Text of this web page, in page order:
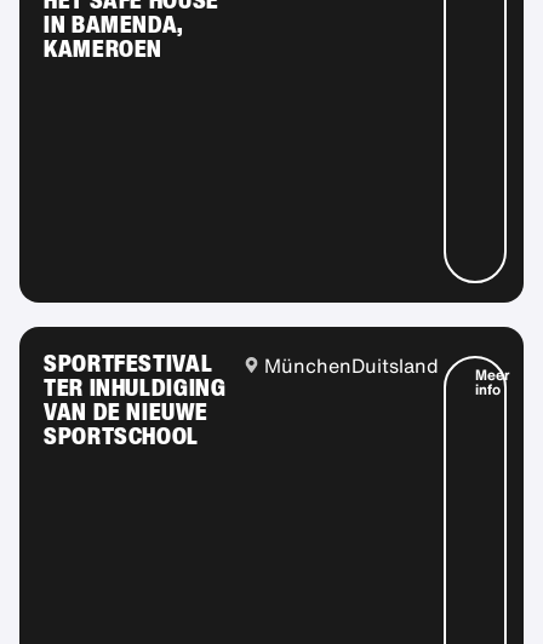
IN BAMENDA,
KAMEROEN
SPORTFESTIVAL
TER INHULDIGING
VAN DE NIEUWE
SPORTSCHOOL
MünchenDuitsland Meer
info